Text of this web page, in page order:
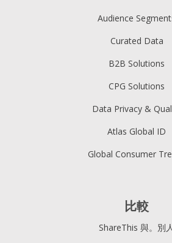
Audience
Curated Data
B2B Solutions
CPG Solutions
Data Privacy &
Atlas Global ID
Global Consumer
比較
ShareThis 與。別